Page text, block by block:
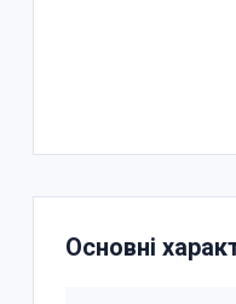
Основні